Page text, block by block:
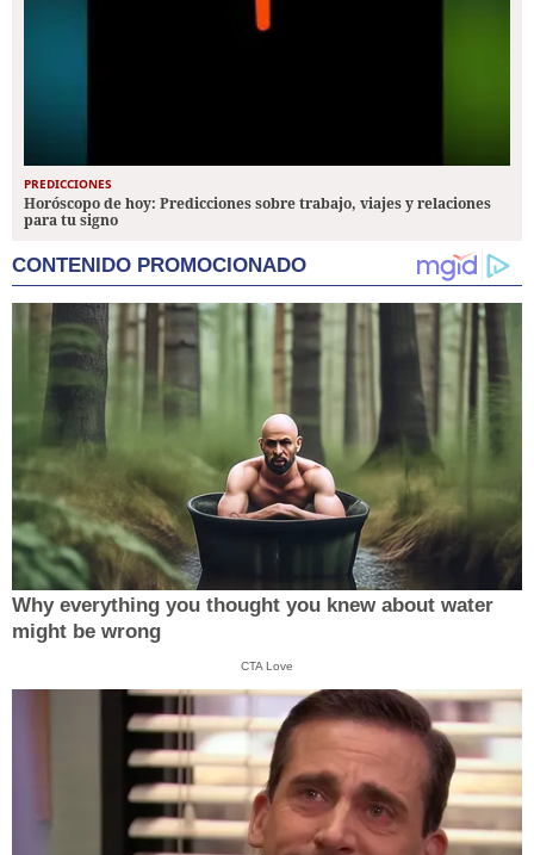
PREDICCIONES
Horóscopo de hoy: Predicciones sobre trabajo, viajes y relaciones
para tu signo
CONTENIDO PROMOCIONADO
Why everything you thought you knew about water
might be wrong
CTA Love